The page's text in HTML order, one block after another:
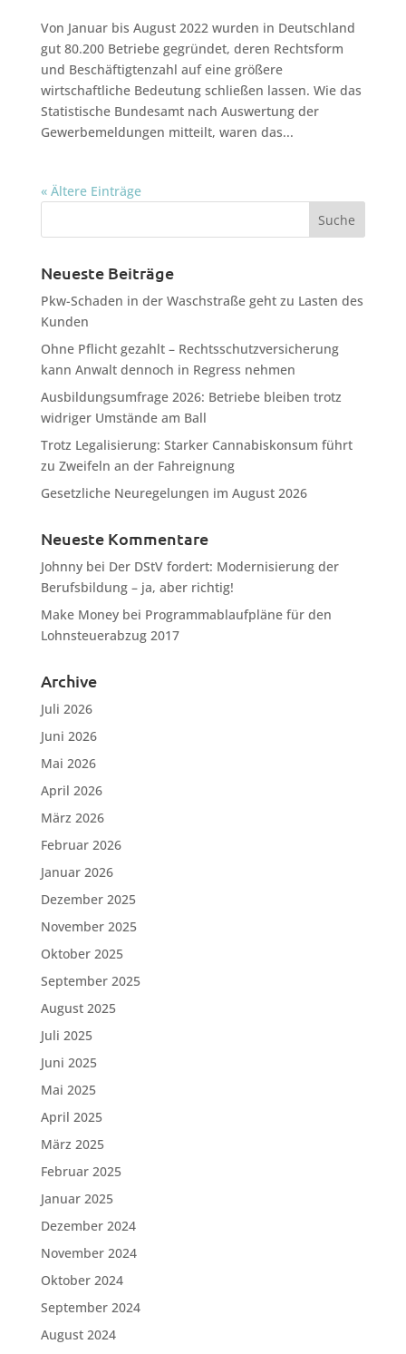
Von Januar bis August 2022 wurden in Deutschland
gut 80.200 Betriebe gegründet, deren Rechtsform
und Beschäftigtenzahl auf eine größere
wirtschaftliche Bedeutung schließen lassen. Wie das
Statistische Bundesamt nach Auswertung der
Gewerbemeldungen mitteilt, waren das...
« Ältere Einträge
Neueste Beiträge
Pkw-Schaden in der Waschstraße geht zu Lasten des
Kunden
Ohne Pflicht gezahlt – Rechtsschutzversicherung
kann Anwalt dennoch in Regress nehmen
Ausbildungsumfrage 2026: Betriebe bleiben trotz
widriger Umstände am Ball
Trotz Legalisierung: Starker Cannabiskonsum führt
zu Zweifeln an der Fahreignung
Gesetzliche Neuregelungen im August 2026
Neueste Kommentare
Johnnybei Der DStV fordert: Modernisierung der
Berufsbildung – ja, aber richtig!
Make Moneybei Programmablaufpläne für den
Lohnsteuerabzug 2017
Archive
Juli 2026
Juni 2026
Mai 2026
April 2026
März 2026
Februar 2026
Januar 2026
Dezember 2025
November 2025
Oktober 2025
September 2025
August 2025
Juli 2025
Juni 2025
Mai 2025
April 2025
März 2025
Februar 2025
Januar 2025
Dezember 2024
November 2024
Oktober 2024
September 2024
August 2024